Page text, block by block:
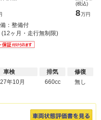
(税込)
8万円
：整備付
(12ヶ月・走行無制限)
車検
年10月
排気
660cc
修復
無し